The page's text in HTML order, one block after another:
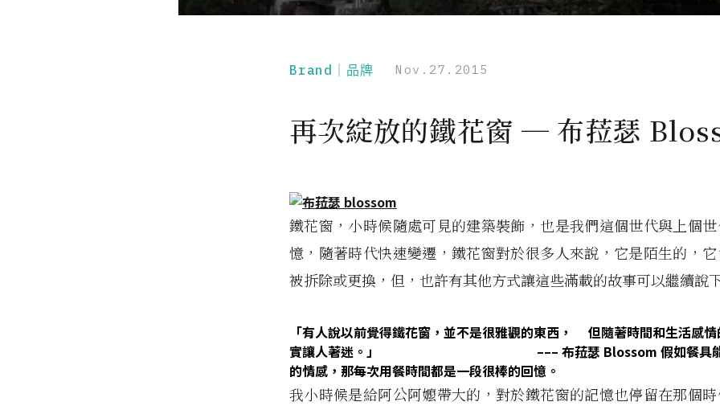
Brand｜品牌 Nov.27.2015
再次綻放的鐵花窗 ─ 布菈瑟
鐵花窗，小時候隨處可見的建築裝飾，也是我們這個世代與上個
憶，隨著時代快速變遷，鐵花窗對於很多人來說，它是陌生的，
被拆除或更換，但，也許有其他方式讓這些滿載的故事可以繼續說
「有人說以前覺得鐵花窗，並不是很雅觀的東西，
但隨著時間和生活感
實讓人著迷。」
––– 布菈瑟 Blossom 假如餐具
的情感，那每次用餐時間都是一段很棒的回憶。
我小時候是給阿公阿嬤帶大的，對於鐵花窗的記憶也停留在那個